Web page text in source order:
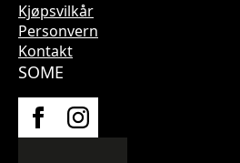
Kjøpsvilkår
Personvern
Kontakt
SOME